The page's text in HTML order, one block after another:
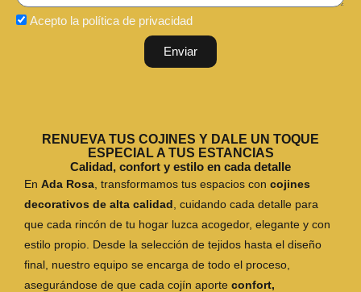
Acepto la política de privacidad
Enviar
RENUEVA TUS COJINES Y DALE UN TOQUE
ESPECIAL A TUS ESTANCIAS
Calidad, confort y estilo en cada detalle
En Ada Rosa , transformamos tus espacios con cojines
decorativos de alta calidad , cuidando cada detalle para
que cada rincón de tu hogar luzca acogedor, elegante y con
estilo propio. Desde la selección de tejidos hasta el diseño
final, nuestro equipo se encarga de todo el proceso,
asegurándose de que cada cojín aporte confort,